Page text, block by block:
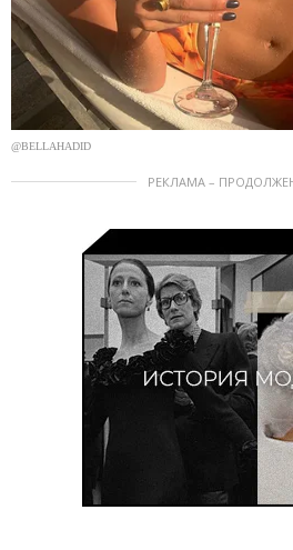
@BELLAHADID
РЕКЛАМА –